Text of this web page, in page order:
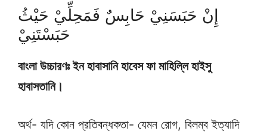
إِنْ حَبَسَنِيْ حَابِسٌ فَمَحِلِّيْ حَيْثُ
حَبَسْتَنِيْ
বাংলা উচ্চারণঃ ইন হাবাসানি হাবেস ফা মাহিল্লি হাইসু
হাবাসতানি।
অর্থ- যদি কোন প্রতিবন্ধকতা- যেমন রোগ, বিলম্ব ইত্যাদি